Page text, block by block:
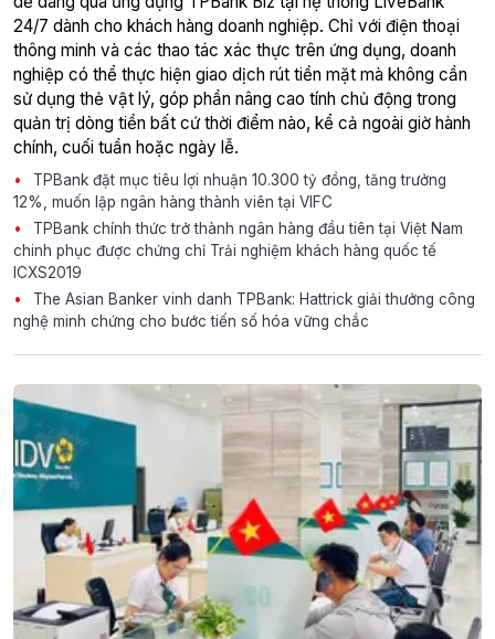
24/7 dành cho khách hàng doanh nghiệp. Chỉ với điện thoại
thông minh và các thao tác xác thực trên ứng dụng, doanh
nghiệp có thể thực hiện giao dịch rút tiền mặt mà không cần
sử dụng thẻ vật lý, góp phần nâng cao tính chủ động trong
quản trị dòng tiền bất cứ thời điểm nào, kể cả ngoài giờ hành
chính, cuối tuần hoặc ngày lễ.
TPBank đặt mục tiêu lợi nhuận 10.300 tỷ đồng, tăng trưởng
12%, muốn lập ngân hàng thành viên tại VIFC
TPBank chính thức trở thành ngân hàng đầu tiên tại Việt Nam
chinh phục được chứng chỉ Trải nghiệm khách hàng quốc tế
ICXS2019
The Asian Banker vinh danh TPBank: Hattrick giải thưởng công
nghệ minh chứng cho bước tiến số hóa vững chắc